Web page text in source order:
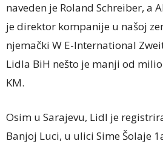
naveden je Roland Schreiber, a
je direktor kompanije u našoj
njemački W E-International
Lidla BiH nešto je manji od
KM.
Osim u Sarajevu, Lidl je
Banjoj Luci, u ulici Sime Šolaje